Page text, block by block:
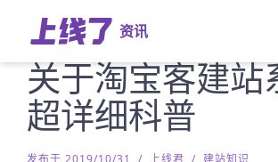
资讯
关于淘宝客建站
超详细科普
发布于 2019/10/31 / 上线君 / 建站知识